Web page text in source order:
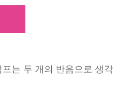
는 두 개의 반음으로 생각